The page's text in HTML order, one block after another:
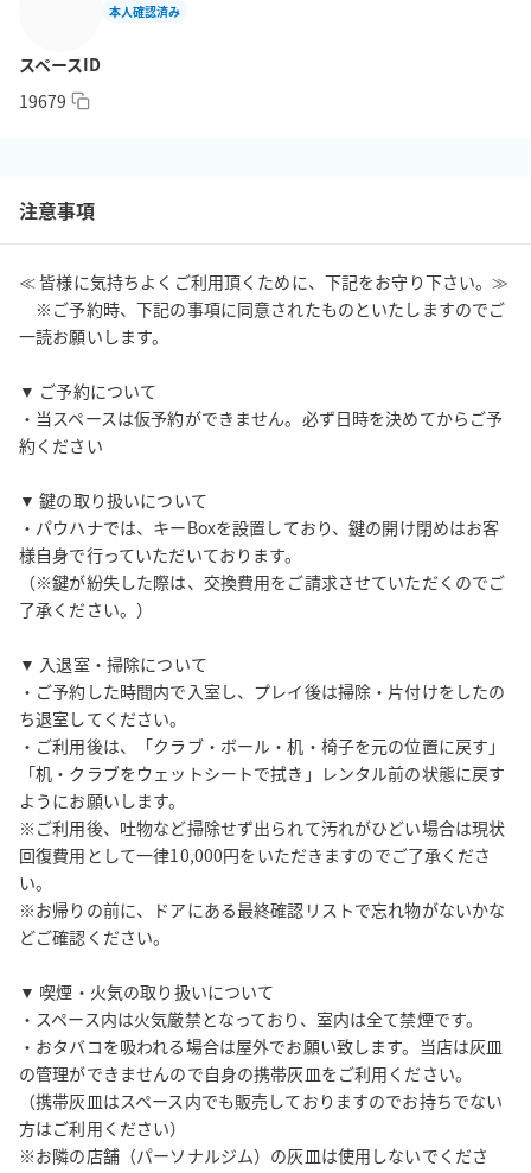
「空調の効いた部屋で楽しくでゴルフをする」という体験をぜひ
お楽しみください。
本人確認済み
スペースID
19679
注意事項
≪ 皆様に気持ちよくご利用頂くために、下記をお守り下さい。≫
※ご予約時、下記の事項に同意されたものといたしますのでご
一読お願いします。
▼ ご予約について
・当スペースは仮予約ができません。必ず日時を決めてからご予
約ください
▼ 鍵の取り扱いについて
・パウハナでは、キーBoxを設置しており、鍵の開け閉めはお客
様自身で行っていただいております。
（※鍵が紛失した際は、交換費用をご請求させていただくのでご
了承ください。）
▼ 入退室・掃除について
・ご予約した時間内で入室し、プレイ後は掃除・片付けをしたの
ち退室してください。
・ご利用後は、「クラブ・ボール・机・椅子を元の位置に戻す」
「机・クラブをウェットシートで拭き」レンタル前の状態に戻す
ようにお願いします。
※ご利用後、吐物など掃除せず出られて汚れがひどい場合は現状
回復費用として一律10,000円をいただきますのでご了承くださ
い。
※お帰りの前に、ドアにある最終確認リストで忘れ物がないかな
どご確認ください。
▼ 喫煙・火気の取り扱いについて
・スペース内は火気厳禁となっており、室内は全て禁煙です。
・おタバコを吸われる場合は屋外でお願い致します。当店は灰皿
の管理ができませんので自身の携帯灰皿をご利用ください。
（携帯灰皿はスペース内でも販売しておりますのでお持ちでない
方はご利用ください）
※お隣の店舗（パーソナルジム）の灰皿は使用しないでくださ